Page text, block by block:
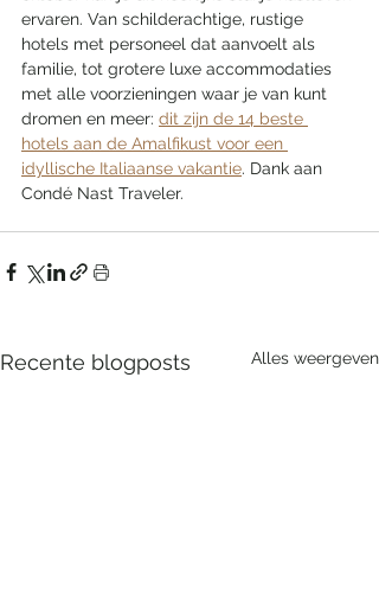
ervaren. Van schilderachtige, rustige
hotels met personeel dat aanvoelt als
familie, tot grotere luxe accommodaties
met alle voorzieningen waar je van kunt
dromen en meer: ​​ dit zijn de 14 beste
hotels aan de Amalfikust voor een
idyllische Italiaanse vakantie. Dank aan
Condé Nast Traveler.
Recente blogposts Alles weergeven